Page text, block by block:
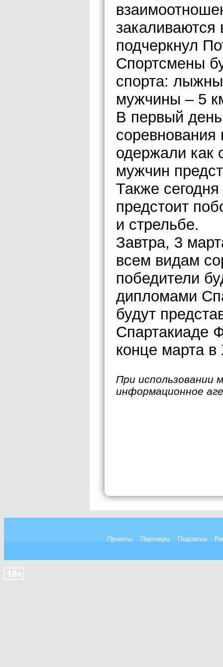
закаливаются
подчеркнул
Спортсмены
спорта:
мужчины – 5
В первый
одержали как
мужчин
Также
предстоит
и стрельбе.
Завтра, 3
всем видам
победители
дипломами
будут
Спартакиаде
конце марта
При использовании
информационное
Проекты Партнеры Подписка